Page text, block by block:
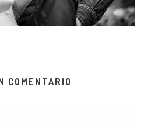
COMENTARIO